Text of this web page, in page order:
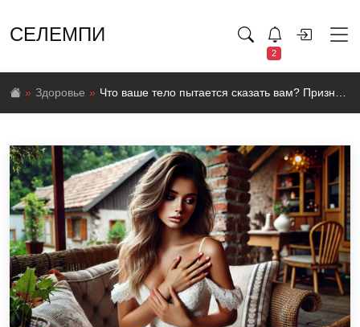
СЕЛЕМПИ
2
Здоровье Что ваше тело пытается сказать вам? Признаки того, что с вашим организмом что-то не так